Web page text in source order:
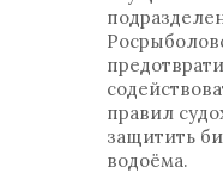
правил
защитить
водоёма.